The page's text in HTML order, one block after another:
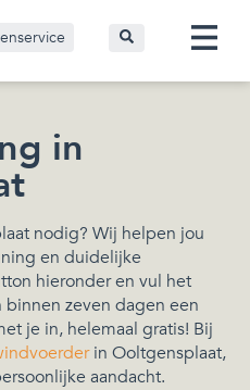
in
nodig? Wij helpen jou
en duidelijke
hieronder en vul het
zeven dagen een
je in, helemaal gratis! Bij
in Ooltgensplaat,
aandacht.